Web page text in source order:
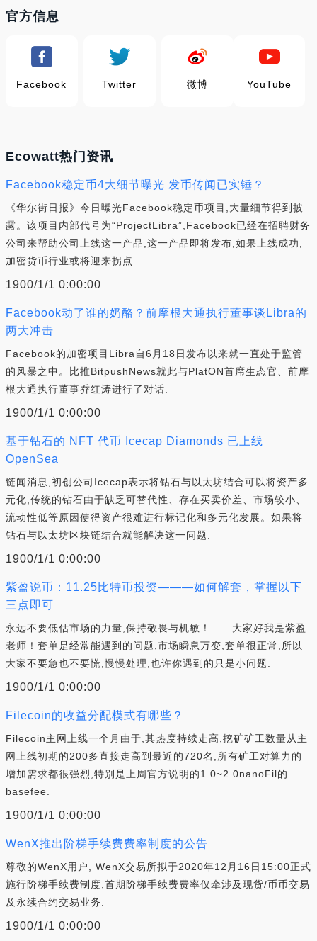
官方信息
Facebook Twitter 微博 YouTube
Ecowatt热门资讯
Facebook稳定币4大细节曝光 发币传闻已实锤？
《华尔街日报》今日曝光Facebook稳定币项目,大量细节得到披
露。该项目内部代号为“ProjectLibra”,Facebook已经在招聘财务
公司来帮助公司上线这一产品,这一产品即将发布,如果上线成功,
加密货币行业或将迎来拐点.
1900/1/1 0:00:00
Facebook动了谁的奶酪？前摩根大通执行董事谈Libra的
两大冲击
Facebook的加密项目Libra自6月18日发布以来就一直处于监管
的风暴之中。比推BitpushNews就此与PlatON首席生态官、前摩
根大通执行董事乔红涛进行了对话.
1900/1/1 0:00:00
基于钻石的 NFT 代币 Icecap Diamonds 已上线
OpenSea
链闻消息,初创公司Icecap表示将钻石与以太坊结合可以将资产多
元化,传统的钻石由于缺乏可替代性、存在买卖价差、市场较小、
流动性低等原因使得资产很难进行标记化和多元化发展。如果将
钻石与以太坊区块链结合就能解决这一问题.
1900/1/1 0:00:00
紫盈说币：11.25比特币投资———如何解套，掌握以下
三点即可
永远不要低估市场的力量,保持敬畏与机敏！——大家好我是紫盈
老师！套单是经常能遇到的问题,市场瞬息万变,套单很正常,所以
大家不要急也不要慌,慢慢处理,也许你遇到的只是小问题.
1900/1/1 0:00:00
Filecoin的收益分配模式有哪些？
Filecoin主网上线一个月由于,其热度持续走高,挖矿矿工数量从主
网上线初期的200多直接走高到最近的720名,所有矿工对算力的
增加需求都很强烈,特别是上周官方说明的1.0~2.0nanoFil的
basefee.
1900/1/1 0:00:00
WenX推出阶梯手续费费率制度的公告
尊敬的WenX用户, WenX交易所拟于2020年12月16日15:00正式
施行阶梯手续费制度,首期阶梯手续费费率仅牵涉及现货/币币交易
及永续合约交易业务.
1900/1/1 0:00:00